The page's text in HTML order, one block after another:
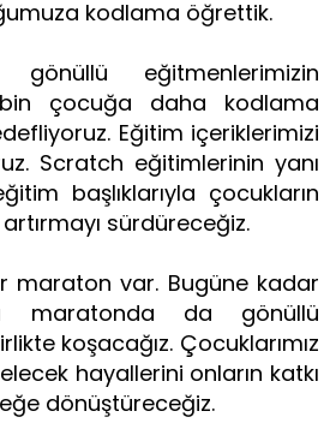
kodlama öğrettik.
gönüllü eğitmenlerimizin
çocuğa daha kodlama
Eğitim içeriklerimizi
Scratch eğitimlerinin yanı
başlıklarıyla çocukların
sürdüreceğiz.
maraton var. Bugüne kadar
maratonda da gönüllü
koşacağız. Çocuklarımız
hayallerini onların katkı
dönüştüreceğiz.